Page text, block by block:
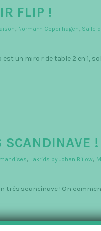
FLIP !
, Normann Copenhagen, Salle
un miroir de table 2 en 1,
SCANDINAVE !
, Lakrids by Johan Bülow,
très scandinave ! On